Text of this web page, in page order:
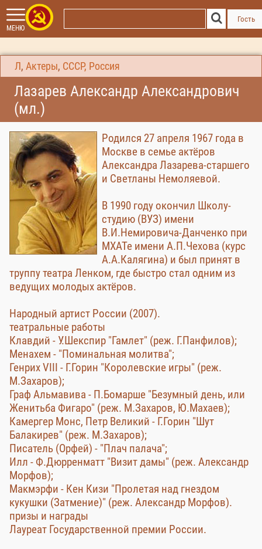
МЕНЮ
Гость
Л , Актеры, СССР, Россия
Лазарев Александр Александрович
(мл.)
Родился 27 апреля 1967 года в
Москве в семье актёров
Александра Лазарева-старшего
и Светланы Немоляевой.
В 1990 году окончил Школу-
студию (ВУЗ) имени
В.И.Немировича-Данченко при
МХАТе имени А.П.Чехова (курс
А.А.Калягина) и был принят в
труппу театра Ленком, где быстро стал одним из
ведущих молодых актёров.
Народный артист России (2007).
театральные работы
Клавдий - У.Шекспир "Гамлет" (реж. Г.Панфилов);
Менахем - "Поминальная молитва";
Генрих VIII - Г.Горин "Королевские игры" (реж.
М.Захаров);
Граф Альмавива - П.Бомарше "Безумный день, или
Женитьба Фигаро" (реж. М.Захаров, Ю.Махаев);
Камергер Монс, Петр Великий - Г.Горин "Шут
Балакирев" (реж. М.Захаров);
Писатель (Орфей) - "Плач палача";
Илл - Ф.Дюрренматт "Визит дамы" (реж. Александр
Морфов);
Макмэрфи - Кен Кизи "Пролетая над гнездом
кукушки (Затмение)" (реж. Александр Морфов).
призы и награды
Лауреат Государственной премии России.